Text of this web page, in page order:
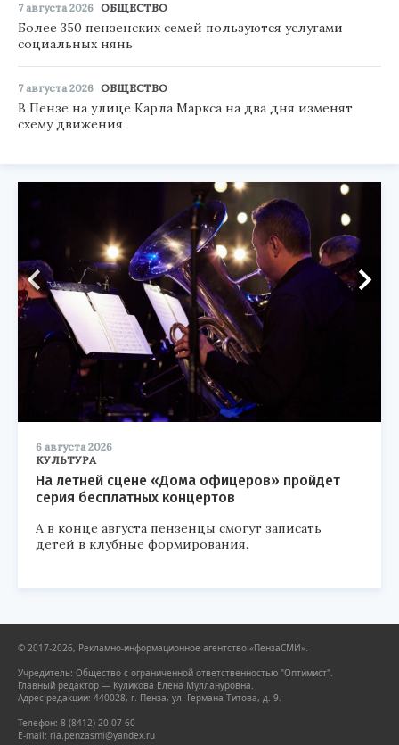
7 августа 2026 ОБЩЕСТВО
Более 350 пензенских семей пользуются услугами
социальных нянь
7 августа 2026 ОБЩЕСТВО
В Пензе на улице Карла Маркса на два дня изменят
схему движения
6 августа 2026
КУЛЬТУРА
На летней сцене «Дома офицеров» пройдет
серия бесплатных концертов
А в конце августа пензенцы смогут записать
детей в клубные формирования.
© 2017-2026, Рекламно-информационное агентство «ПензаСМИ».
Учредитель: Общество с ограниченной ответственностью "Оптимист".
Главный редактор — Куликова Елена Муллануровна.
Адрес редакции: 440028, г. Пенза, ул. Германа Титова, д. 9.
Телефон: 8 (8412) 20-07-60
E-mail: ria.penzasmi@yandex.ru